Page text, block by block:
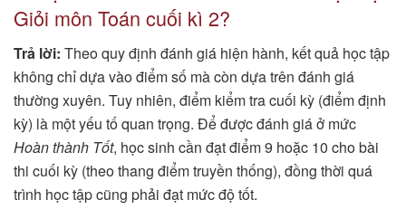
Giỏi môn Toán cuối kì 2?
Trả lời: Theo quy định đánh giá hiện hành, kết quả học tập
không chỉ dựa vào điểm số mà còn dựa trên đánh giá
thường xuyên. Tuy nhiên, điểm kiểm tra cuối kỳ (điểm định
kỳ) là một yếu tố quan trọng. Để được đánh giá ở mức
Hoàn thành Tốt, học sinh cần đạt điểm 9 hoặc 10 cho bài
thi cuối kỳ (theo thang điểm truyền thống), đồng thời quá
trình học tập cũng phải đạt mức độ tốt.